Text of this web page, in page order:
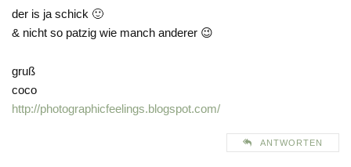
der is ja schick 🙂
& nicht so patzig wie manch anderer 😉
gruß
coco
http://photographicfeelings.blogspot.com/
ANTWORTEN